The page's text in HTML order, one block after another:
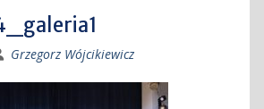
Grzegorz Wójcikiewicz